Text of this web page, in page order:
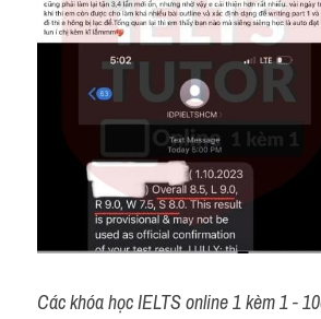
Các khóa học IELTS online 1 kèm 1 -